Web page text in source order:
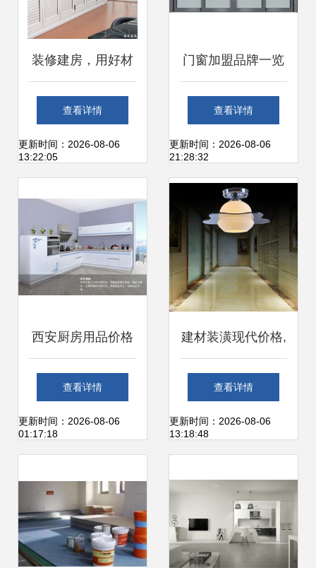
装修建房，用好材
料守护家的和谐
查看详情
更新时间：2026-08-06
13:22:05
门窗加盟品牌一览
及选择指南
查看详情
更新时间：2026-08-06
21:28:32
西安厨房用品价格
及十大品牌精选指
南 建材报价与房源
讯
查看详情
更新时间：2026-08-06
01:17:18
建材装潢现代价格,
价格查询,建材装潢
现代怎么样 30 80
利网建材装潢现代
比价
查看详情
更新时间：2026-08-06
13:18:48